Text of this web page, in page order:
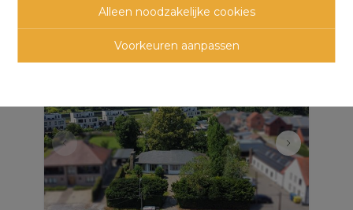
Alleen noodzakelijke cookies
Voorkeuren aanpassen
panden